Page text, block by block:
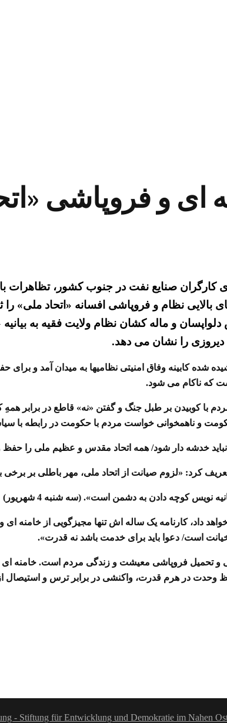
ای و فروپاشی
کارگران صنایع نفت در جنوب کشور،
نظام و فروپاشی افسانه «اتحاد ملی»
و ماله کشان نظام ولایت فقیه به
دیروزی را نشان می دهد.
های از هم پاشیده شده کابینه وفاق امنیتی نظامیها به میدان
که ناکام می شود.
کوبیدن بر طبل جنگ و گفتن «نه» قاطع در برابر همهِ
و ناهمخوانی خواست مردم با حکومت در رابطه با
خدشه دار شود/ همه اتحاد مقدس و عظیم ملی را حفظ
کرد: «لزوم صیانت از اتحاد ملی، مهر باطلی بر برخی
کوچه دادن به دشمن است». (سه شنبه 4 شهریور)
داد، کارنامه یک ساله اش تنها مجیزگویی از خامنه
است/ دعوا باید برای خدمت باشد نه قدرت».
تحمیل فروپاشی معیشت و زندگی مردم است. خامنه ای
وحدت در هرم قدرت، واکنشی در برابر ترس و
- Stiftung für Entwicklung und Demokratie im Nahen